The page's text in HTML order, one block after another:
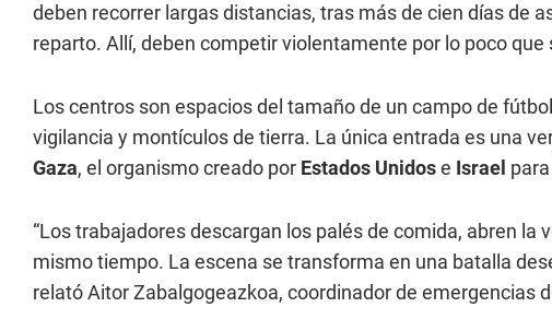
deben recorrer largas distancias, tras más de cien días de
reparto. Allí, deben competir violentamente por lo poco que
Los centros son espacios del tamaño de un campo de
vigilancia y montículos de tierra. La única entrada es una
Gaza, el organismo creado por Estados Unidose Israel
“Los trabajadores descargan los palés de comida, abren la
mismo tiempo. La escena se transforma en una batalla
relató Aitor Zabalgogeazkoa, coordinador de emergencias